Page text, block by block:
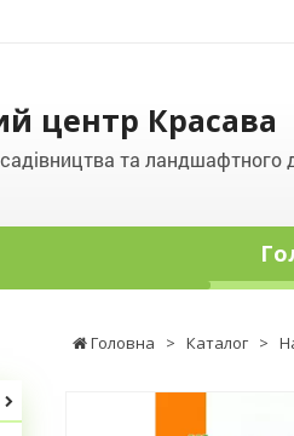
центр Красава
та ландшафтного
Головна > Каталог >